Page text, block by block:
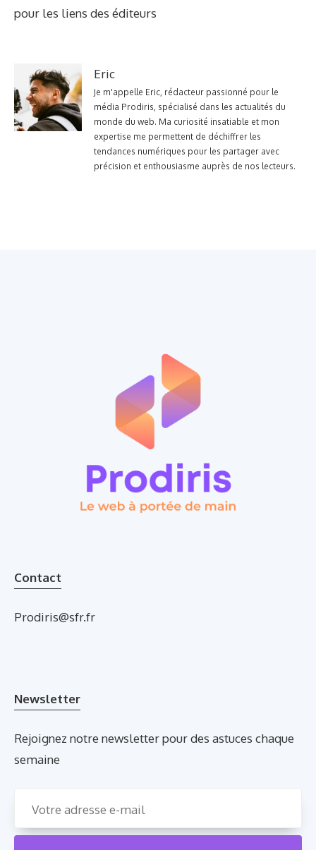
pour les liens des éditeurs
Eric
Je m'appelle Eric, rédacteur passionné pour le
média Prodiris, spécialisé dans les actualités du
monde du web. Ma curiosité insatiable et mon
expertise me permettent de déchiffrer les
tendances numériques pour les partager avec
précision et enthousiasme auprès de nos lecteurs.
Contact
Prodiris@sfr.fr
Newsletter
Rejoignez notre newsletter pour des astuces chaque
semaine